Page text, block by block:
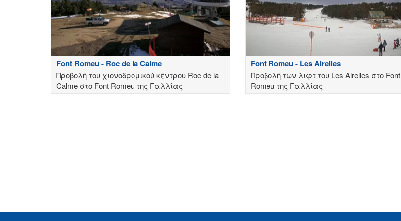
Font Romeu - Roc de la Calme
Προβολή του χιονοδρομικού κέντρου Roc de la
Calme στο Font Romeu της Γαλλίας
Font Romeu - Les Airelles
Προβολή των λιφτ του Les Airelles στο Font
Romeu της Γαλλίας